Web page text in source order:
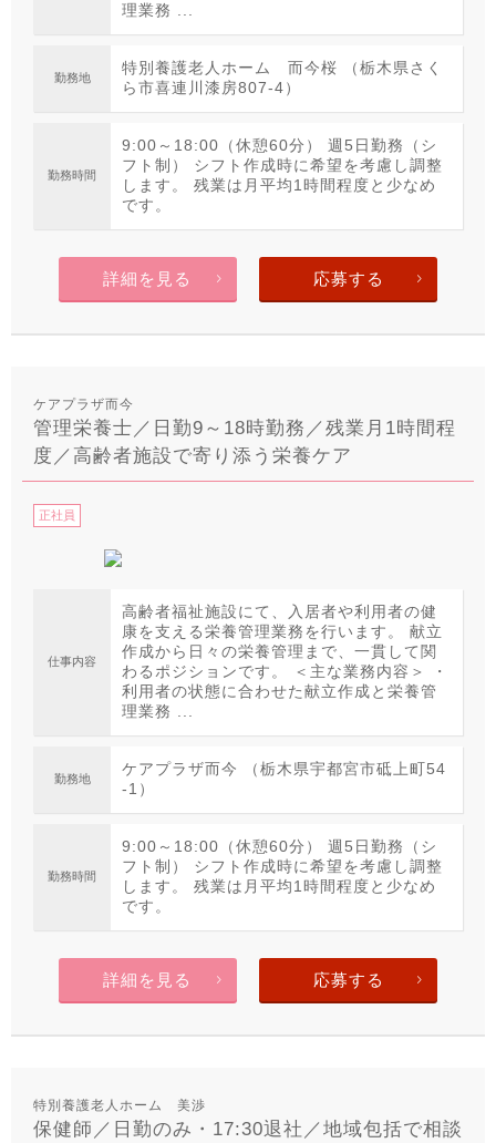
理業務 ...
勤務地
特別養護老人ホーム 而今桜 （栃木県さく
ら市喜連川漆房807-4）
勤務時間
9:00～18:00（休憩60分） 週5日勤務（シ
フト制） シフト作成時に希望を考慮し調整
します。 残業は月平均1時間程度と少なめ
です。
詳細を見る 応募する
ケアプラザ而今
管理栄養士／日勤9～18時勤務／残業月1時間程
度／高齢者施設で寄り添う栄養ケア
正社員
仕事内容
高齢者福祉施設にて、入居者や利用者の健
康を支える栄養管理業務を行います。 献立
作成から日々の栄養管理まで、一貫して関
わるポジションです。 ＜主な業務内容＞ ・
利用者の状態に合わせた献立作成と栄養管
理業務 ...
勤務地
ケアプラザ而今 （栃木県宇都宮市砥上町54
-1）
勤務時間
9:00～18:00（休憩60分） 週5日勤務（シ
フト制） シフト作成時に希望を考慮し調整
します。 残業は月平均1時間程度と少なめ
です。
詳細を見る 応募する
特別養護老人ホーム 美渉
保健師／日勤のみ・17:30退社／地域包括で相談